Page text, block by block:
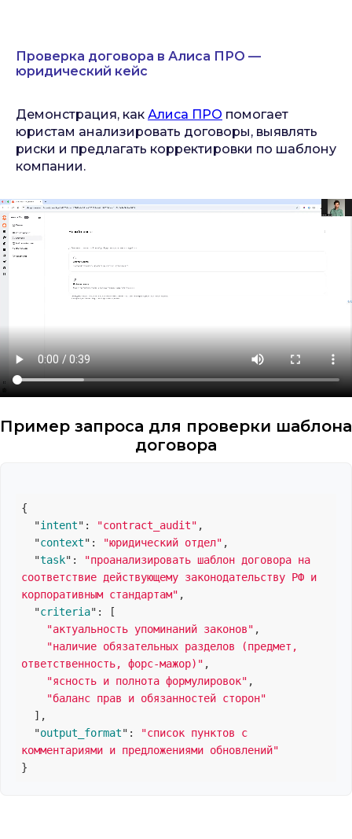
Проверка договора в Алиса ПРО —
юридический кейс
Демонстрация, как Алиса ПРО помогает
юристам анализировать договоры, выявлять
риски и предлагать корректировки по шаблону
компании.
Пример запроса для проверки шаблона
договора
{
  "
intent": "contract_audit" ,
  "
context": "юридический отдел" ,
  "
task":
"проанализировать шаблон договора на
соответствие действующему законодательству РФ и
корпоративным стандартам" ,
  "
criteria":
[
"актуальность упоминаний законов" ,
"наличие обязательных разделов (предмет,
ответственность, форс-мажор)" ,
"ясность и полнота формулировок" ,
"баланс прав и обязанностей сторон"
  ]
,
  "
output_format":
"список пунктов с
комментариями и предложениями обновлений"